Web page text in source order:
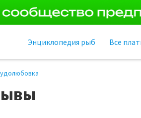
Энциклопедия рыб Все